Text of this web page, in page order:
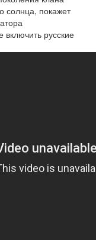
солнца, покажет
включить русские